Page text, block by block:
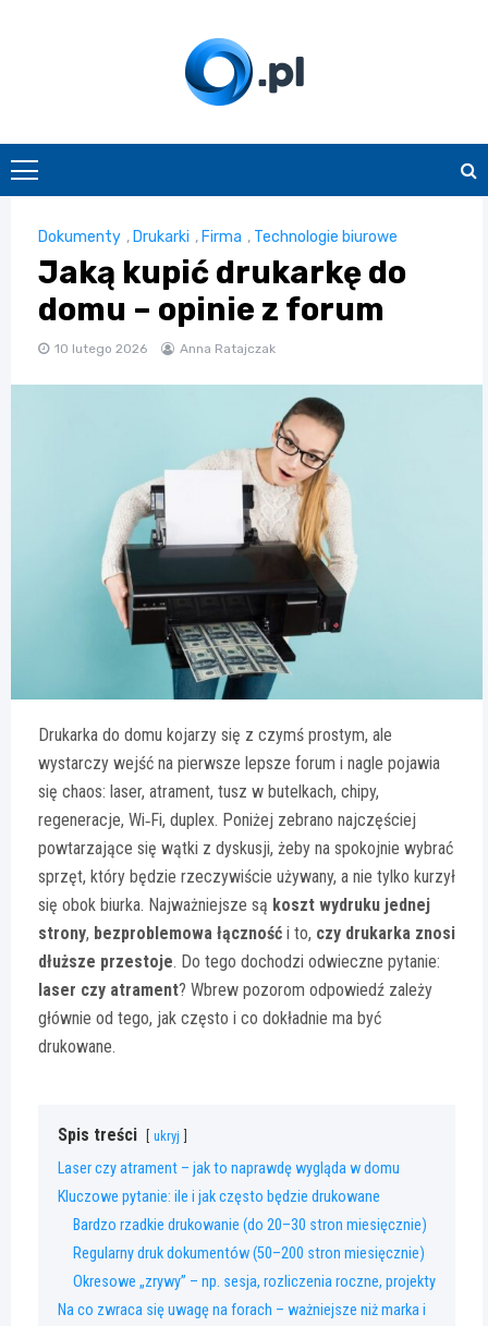
O.pl
Dokumenty , Drukarki , Firma , Technologie biurowe
Jaką kupić drukarkę do
domu – opinie z forum
10 lutego 2026 Anna Ratajczak
Drukarka do domu kojarzy się z czymś prostym, ale
wystarczy wejść na pierwsze lepsze forum i nagle pojawia
się chaos: laser, atrament, tusz w butelkach, chipy,
regeneracje, Wi‑Fi, duplex. Poniżej zebrano najczęściej
powtarzające się wątki z dyskusji, żeby na spokojnie wybrać
sprzęt, który będzie rzeczywiście używany, a nie tylko kurzył
się obok biurka. Najważniejsze są koszt wydruku jednej
strony, bezproblemowa łączność i to, czy drukarka znosi
dłuższe przestoje. Do tego dochodzi odwieczne pytanie:
laser czy atrament? Wbrew pozorom odpowiedź zależy
głównie od tego, jak często i co dokładnie ma być
drukowane.
Spis treści ukryj
Laser czy atrament – jak to naprawdę wygląda w domu
Kluczowe pytanie: ile i jak często będzie drukowane
Bardzo rzadkie drukowanie (do 20–30 stron miesięcznie)
Regularny druk dokumentów (50–200 stron miesięcznie)
Okresowe „zrywy” – np. sesja, rozliczenia roczne, projekty
Na co zwraca się uwagę na forach – ważniejsze niż marka i